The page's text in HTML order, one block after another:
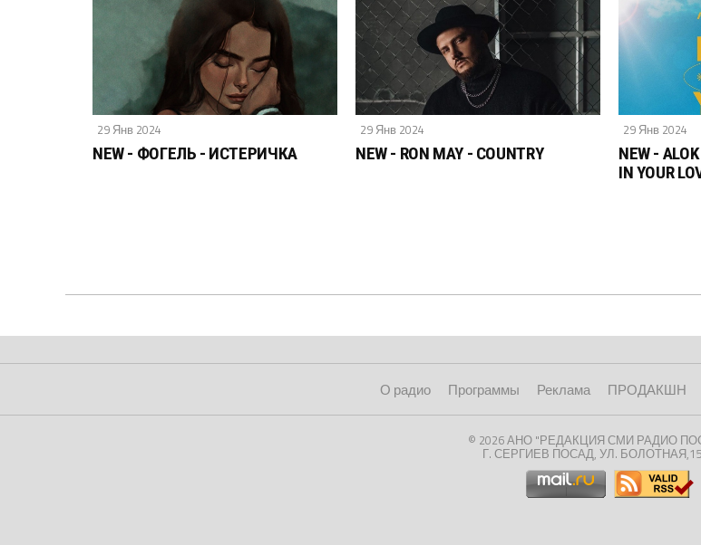
29 Янв 2024
NEW - ФОГЕЛЬ - ИСТЕРИЧКА
29 Янв 2024
NEW - RON MAY - COUNTRY
29 Янв 2024
NEW -
IN YOUR
О радио Программы Реклама ПРОДАКШН
© 2026 АНО "РЕДАКЦИЯ СМИ РАДИО
Г. СЕРГИЕВ ПОСАД, УЛ.